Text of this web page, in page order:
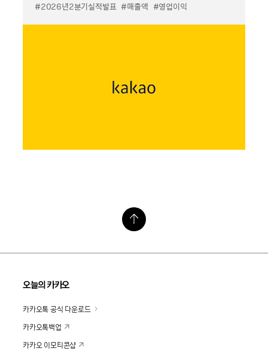
#2026년2분기실적발표 #매출액 #영업이익
오늘의 카카오
카카오톡 공식 다운로드
카카오톡백업
카카오 이모티콘샵